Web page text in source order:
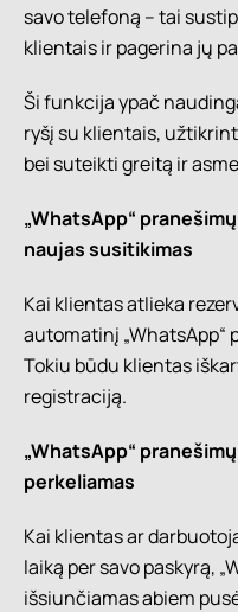
savo telefoną – tai
klientais ir pagerina jų
Ši funkcija ypač
ryšį su klientais,
bei suteikti greitą ir
„WhatsApp“
naujas susitikimas
Kai klientas atlieka
automatinį „WhatsApp“
Tokiu būdu klientas
registraciją.
„WhatsApp“
perkeliamas
Kai klientas ar
laiką per savo paskyrą,
išsiunčiamas abiem